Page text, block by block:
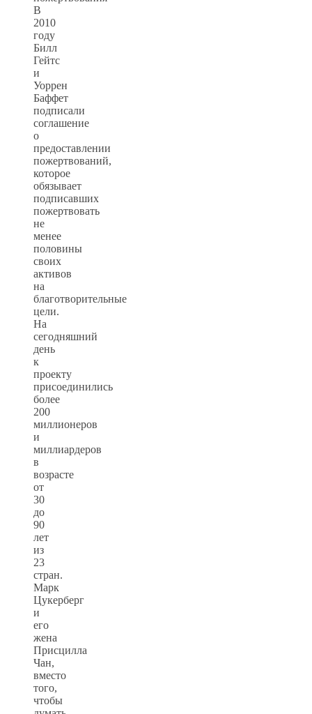
В
2010
году
Билл
Гейтс
и
Уоррен
Баффет
подписали
соглашение
о
предоставлении
пожертвований,
которое
обязывает
подписавших
пожертвовать
не
менее
половины
своих
активов
на
благотворительные
цели.
На
сегодняшний
день
к
проекту
присоединились
более
200
миллионеров
и
миллиардеров
в
возрасте
от
30
до
90
лет
из
23
стран.
Марк
Цукерберг
и
его
жена
Присцилла
Чан,
вместо
того,
чтобы